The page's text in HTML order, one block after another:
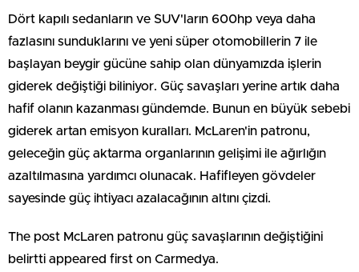
Dört kapılı sedanların ve SUV'ların 600hp veya daha
fazlasını sunduklarını ve yeni süper otomobillerin 7 ile
başlayan beygir gücüne sahip olan dünyamızda işlerin
giderek değiştiği biliniyor. Güç savaşları yerine artık daha
hafif olanın kazanması gündemde. Bunun en büyük sebebi
giderek artan emisyon kuralları. McLaren'in patronu,
geleceğin güç aktarma organlarının gelişimi ile ağırlığın
azaltılmasına yardımcı olunacak. Hafifleyen gövdeler
sayesinde güç ihtiyacı azalacağının altını çizdi.
The post McLaren patronu güç savaşlarının değiştiğini
belirtti appeared first on Carmedya.